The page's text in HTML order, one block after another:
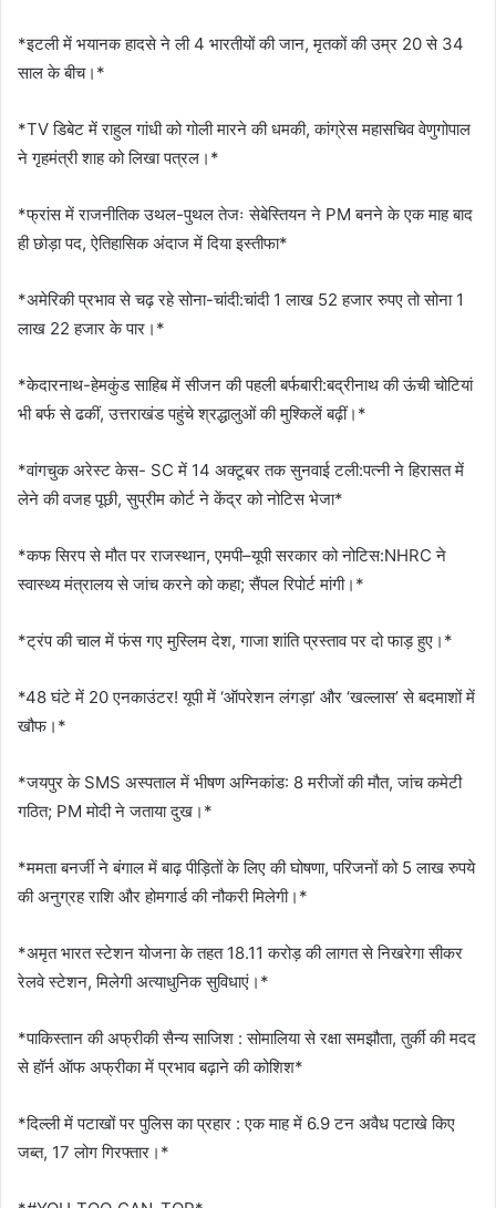
*इटली में भयानक हादसे ने ली 4 भारतीयों की जान, मृतकों की उम्र 20 से 34
साल के बीच।*
*TV डिबेट में राहुल गांधी को गोली मारने की धमकी, कांग्रेस महासचिव वेणुगोपाल
ने गृहमंत्री शाह को लिखा पत्रल।*
*​फ्रांस में राजनीतिक उथल-पुथल तेजः सेबेस्तियन ने PM बनने के एक माह बाद
ही छोड़ा पद, ऐतिहासिक अंदाज में दिया इस्तीफा*
*अमेरिकी प्रभाव से चढ़ रहे सोना-चांदी:चांदी 1 लाख 52 हजार रुपए तो सोना 1
लाख 22 हजार के पार।*
*केदारनाथ-हेमकुंड साहिब में सीजन की पहली बर्फबारी:बद्रीनाथ की ऊंची चोटियां
भी बर्फ से ढकीं, उत्तराखंड पहुंचे श्रद्धालुओं की मुश्किलें बढ़ीं।*
*वांगचुक अरेस्ट केस- SC में 14 अक्टूबर तक सुनवाई टली:पत्नी ने हिरासत में
लेने की वजह पूछी, सुप्रीम कोर्ट ने केंद्र को नोटिस भेजा*
*​​कफ सिरप से मौत पर राजस्थान, एमपी–यूपी सरकार को नोटिस:NHRC ने
स्वास्थ्य मंत्रालय से जांच करने को कहा; सैंपल रिपोर्ट मांगी।*
*​​​​​ट्रंप की चाल में फंस गए मुस्लिम देश, गाजा शांति प्रस्ताव पर दो फाड़ हुए।*
*48 घंटे में 20 एनकाउंटर! यूपी में ‘ऑपरेशन लंगड़ा’ और ‘खल्लास’ से बदमाशों में
खौफ।*
*​​​​​​​जयपुर के SMS अस्पताल में भीषण अग्निकांड: 8 मरीजों की मौत, जांच कमेटी
गठित; PM मोदी ने जताया दुख।*
*ममता बनर्जी ने बंगाल में बाढ़ पीड़ितों के लिए की घोषणा, परिजनों को 5 लाख रुपये
की अनुग्रह राशि और होमगार्ड की नौकरी मिलेगी।*
*अमृत भारत स्टेशन योजना के तहत 18.11 करोड़ की लागत से निखरेगा सीकर
रेलवे स्टेशन, मिलेगी अत्याधुनिक सुविधाएं।*
*​​पाकिस्तान की अफ्रीकी सैन्य साजिश : सोमालिया से रक्षा समझौता, तुर्की की मदद
से हॉर्न ऑफ अफ्रीका में प्रभाव बढ़ाने की कोशिश*
*दिल्ली में पटाखों पर पुलिस का प्रहार : एक माह में 6.9 टन अवैध पटाखे किए
जब्त, 17 लोग गिरफ्तार।*